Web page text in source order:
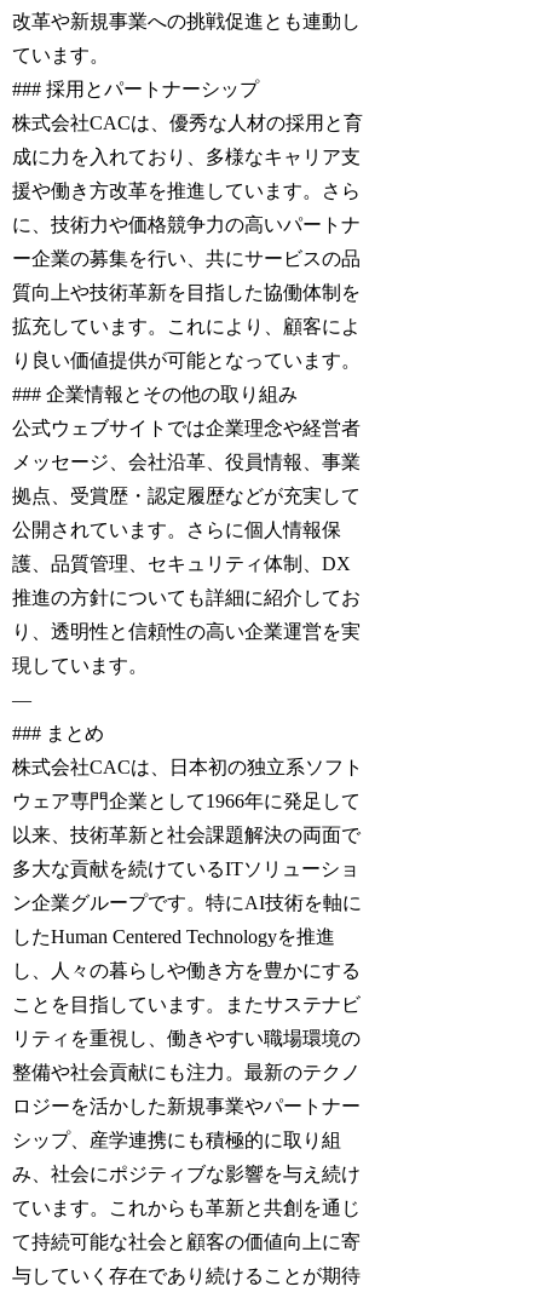
改革や新規事業への挑戦促進とも連動し
ています。
### 採用とパートナーシップ
株式会社CACは、優秀な人材の採用と育
成に力を入れており、多様なキャリア支
援や働き方改革を推進しています。さら
に、技術力や価格競争力の高いパートナ
ー企業の募集を行い、共にサービスの品
質向上や技術革新を目指した協働体制を
拡充しています。これにより、顧客によ
り良い価値提供が可能となっています。
### 企業情報とその他の取り組み
公式ウェブサイトでは企業理念や経営者
メッセージ、会社沿革、役員情報、事業
拠点、受賞歴・認定履歴などが充実して
公開されています。さらに個人情報保
護、品質管理、セキュリティ体制、DX
推進の方針についても詳細に紹介してお
り、透明性と信頼性の高い企業運営を実
現しています。
—
### まとめ
株式会社CACは、日本初の独立系ソフト
ウェア専門企業として1966年に発足して
以来、技術革新と社会課題解決の両面で
多大な貢献を続けているITソリューショ
ン企業グループです。特にAI技術を軸に
したHuman Centered Technologyを推進
し、人々の暮らしや働き方を豊かにする
ことを目指しています。またサステナビ
リティを重視し、働きやすい職場環境の
整備や社会貢献にも注力。最新のテクノ
ロジーを活かした新規事業やパートナー
シップ、産学連携にも積極的に取り組
み、社会にポジティブな影響を与え続け
ています。これからも革新と共創を通じ
て持続可能な社会と顧客の価値向上に寄
与していく存在であり続けることが期待